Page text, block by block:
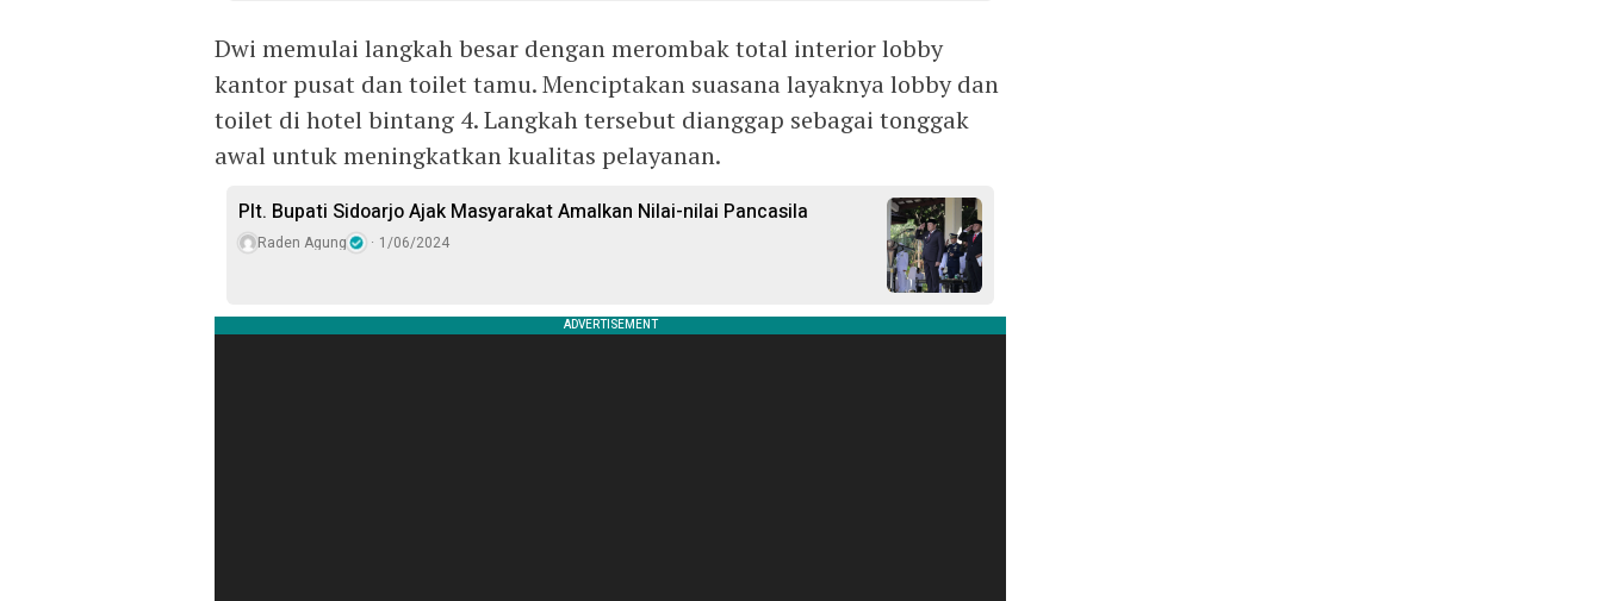
Dwi memulai langkah besar dengan merombak total interior lobby
kantor pusat dan toilet tamu. Menciptakan suasana layaknya lobby dan
toilet di hotel bintang 4. Langkah tersebut dianggap sebagai tonggak
awal untuk meningkatkan kualitas pelayanan.
Plt. Bupati Sidoarjo Ajak Masyarakat Amalkan Nilai-nilai Pancasila
Raden Agung 1/06/2024